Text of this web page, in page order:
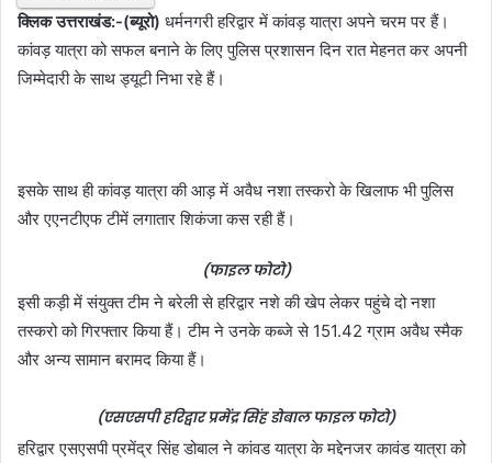
m
a
क्लिक उत्तराखंड:-(ब्यूरो) धर्मनगरी हरिद्वार में कांवड़ यात्रा अपने चरम पर हैं।
कांवड़ यात्रा को सफल बनाने के लिए पुलिस प्रशासन दिन रात मेहनत कर अपनी
जिम्मेदारी के साथ ड्यूटी निभा रहे हैं।
इसके साथ ही कांवड़ यात्रा की आड़ में अवैध नशा तस्करो के खिलाफ भी पुलिस
और एएनटीएफ टीमें लगातार शिकंजा कस रही हैं।
(फाइल फोटो)
इसी कड़ी में संयुक्त टीम ने बरेली से हरिद्वार नशे की खेप लेकर पहुंचे दो नशा
तस्करो को गिरफ्तार किया हैं। टीम ने उनके कब्जे से 151.42 ग्राम अवैध स्मैक
और अन्य सामान बरामद किया हैं।
(एसएसपी हरिद्वार प्रमेंद्र सिंह डोबाल फाइल फोटो)
हरिद्वार एसएसपी प्रमेंद्र सिंह डोबाल ने कांवड यात्रा के मद्देनजर कावंड यात्रा को